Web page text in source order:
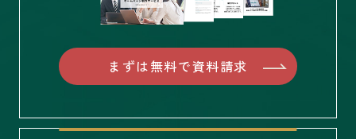
まずは無料で資料請求